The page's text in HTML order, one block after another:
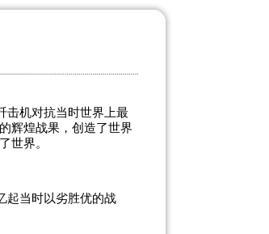
击机对抗当时世界上最
辉煌战果，创造了世界
世界。
起当时以劣胜优的战